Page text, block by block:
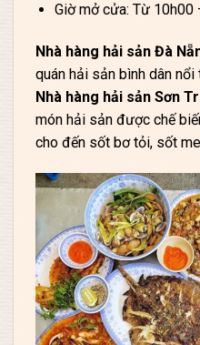
Giờ mở cửa: Từ 10h00
Nhà hàng hải sản Đà
quán hải sản bình dân
Nhà hàng hải sản Sơn
món hải sản được chế
cho đến sốt bơ tỏi, sốt